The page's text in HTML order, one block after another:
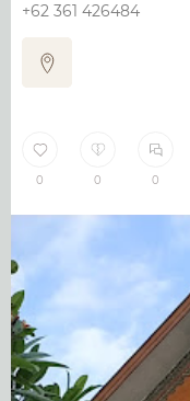
+62 361 426484
0 0 0